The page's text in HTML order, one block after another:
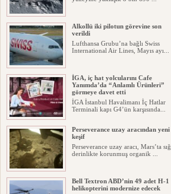
Alkollü iki pilotun görevine son
verildi
Lufthansa Grubu’na bağlı Swiss
International Air Lines, Mayıs ayı...
İGA, iç hat yolcularını Cafe
Yanımda’da “Anlamlı Ürünleri”
görmeye davet etti
İGA İstanbul Havalimanı İç Hatlar
Terminali kapı G4’ün karşısında...
Perseverance uzay aracından yeni
keşif
Perseverance uzay aracı, Mars’ta sığ
derinlikte korunmuş organik ...
Bell Textron ABD’nin 49 adet H-1
helikopterini modernize edecek